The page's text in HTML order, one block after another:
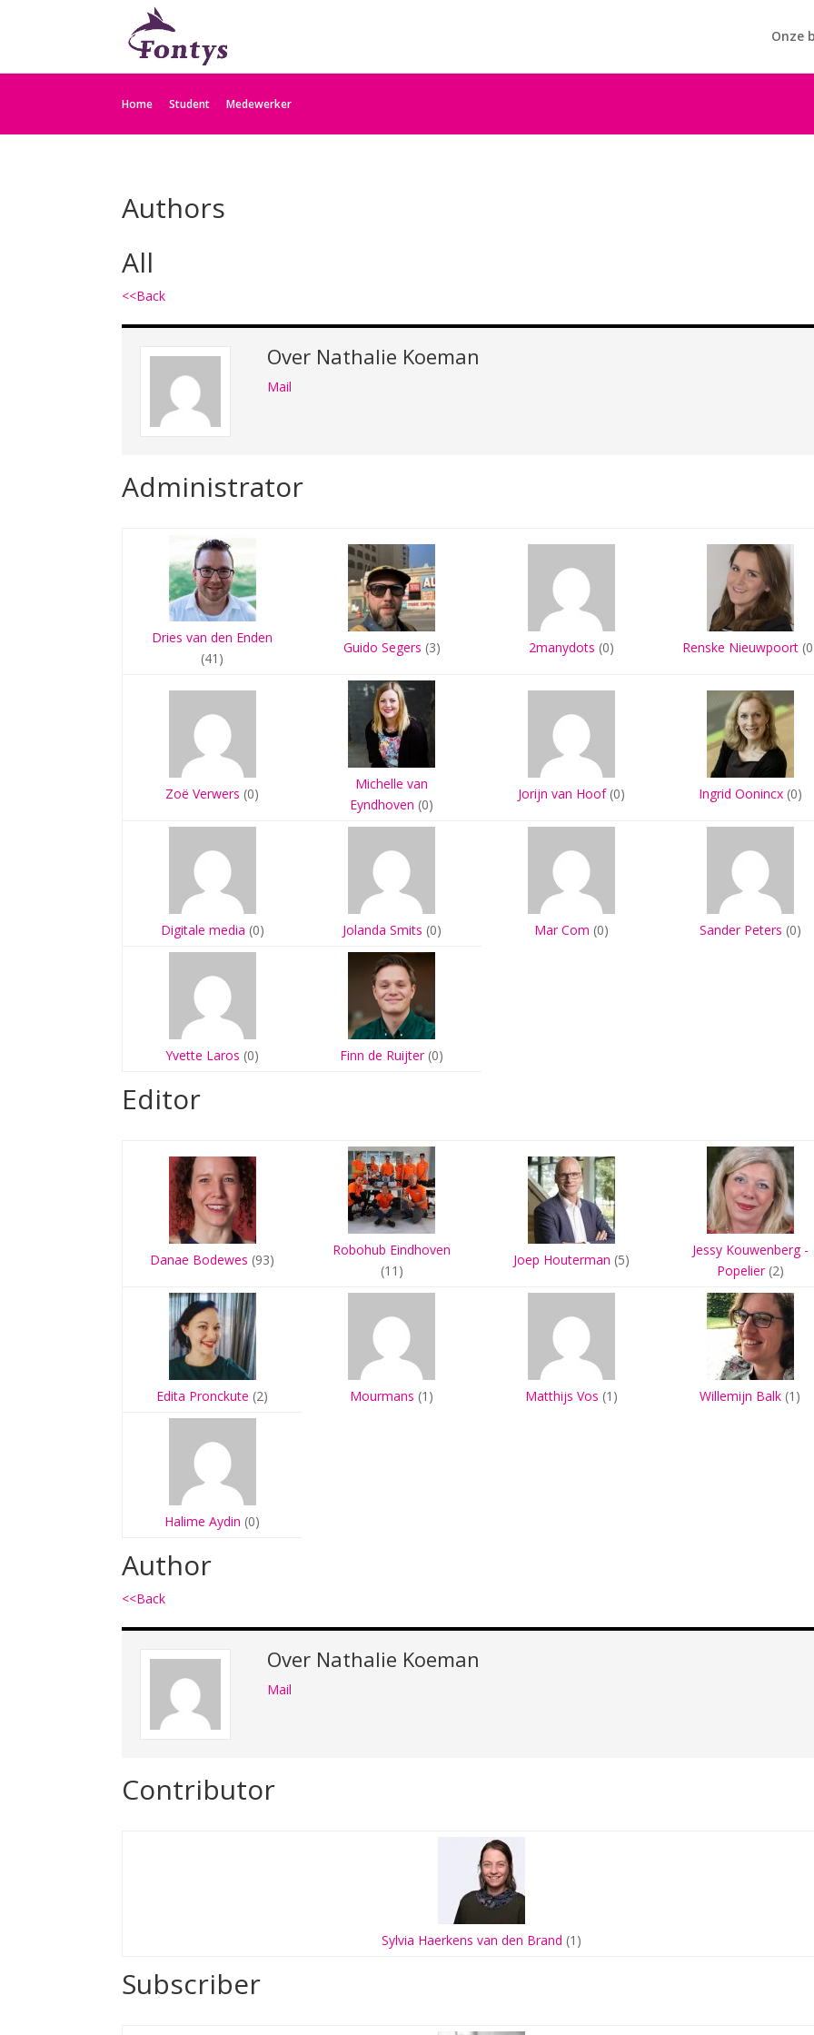
Home Student Medewerker
Onze
Authors
All
<<Back
Over Nathalie Koeman
Mail
Administrator
Dries van den Enden
(41)
Guido Segers (3) 2manydots (0) Renske Nieuwpoort
Zoë Verwers (0)
Michelle van
Eyndhoven (0)
Jorijn van Hoof(0) Ingrid Oonincx(0)
Digitale media (0) Jolanda Smits (0) Mar Com (0) Sander Peters (0)
Yvette Laros (0) Finn de Ruijter(0)
Editor
Danae Bodewes (93)
Robohub Eindhoven
(11)
Joep Houterman (5)
Jessy Kouwenberg -
Popelier(2)
Edita Pronckute (2) Mourmans (1) Matthijs Vos (1) Willemijn Balk (1)
Halime Aydin (0)
Author
<<Back
Over Nathalie Koeman
Mail
Contributor
Sylvia Haerkens van den Brand (1)
Subscriber